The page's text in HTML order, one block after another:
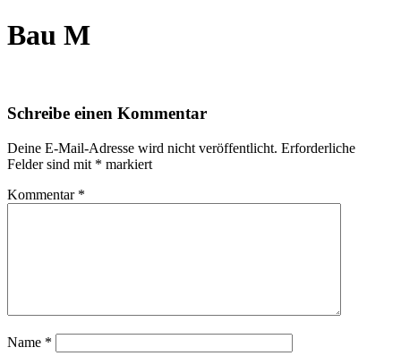
Bau M
Schreibe einen Kommentar
Deine E-Mail-Adresse wird nicht veröffentlicht. Erforderliche
Felder sind mit * markiert
Kommentar *
Name *